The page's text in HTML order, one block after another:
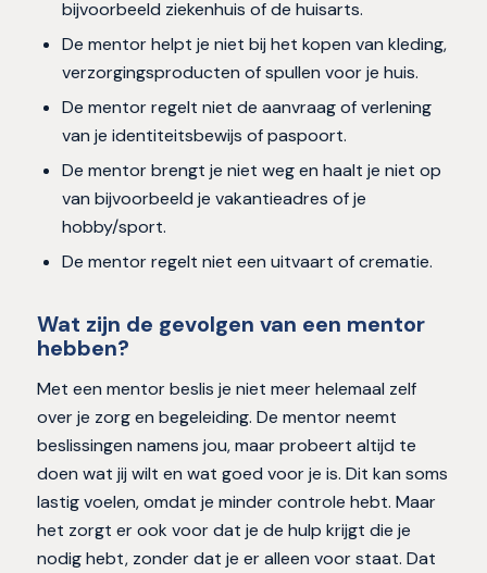
bijvoorbeeld ziekenhuis of de huisarts.
De mentor helpt je niet bij het kopen van kleding,
verzorgingsproducten of spullen voor je huis.
De mentor regelt niet de aanvraag of verlening
van je identiteitsbewijs of paspoort.
De mentor brengt je niet weg en haalt je niet op
van bijvoorbeeld je vakantieadres of je
hobby/sport.
De mentor regelt niet een uitvaart of crematie.
Wat zijn de gevolgen van een mentor
hebben?
Met een mentor beslis je niet meer helemaal zelf
over je zorg en begeleiding. De mentor neemt
beslissingen namens jou, maar probeert altijd te
doen wat jij wilt en wat goed voor je is. Dit kan soms
lastig voelen, omdat je minder controle hebt. Maar
het zorgt er ook voor dat je de hulp krijgt die je
nodig hebt, zonder dat je er alleen voor staat. Dat